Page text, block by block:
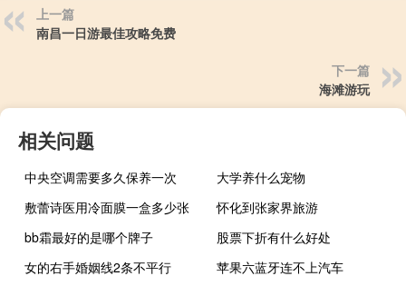
上一篇
南昌一日游最佳攻略免费
下一篇
海滩游玩
相关问题
中央空调需要多久保养一次
大学养什么宠物
敷蕾诗医用冷面膜一盒多少张
怀化到张家界旅游
bb霜最好的是哪个牌子
股票下折有什么好处
女的右手婚姻线2条不平行
苹果六蓝牙连不上汽车